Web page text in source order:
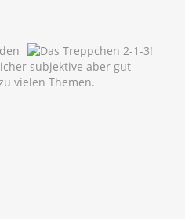
subjektive aber gut
vielen Themen.